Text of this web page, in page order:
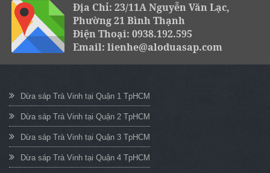
Địa Chỉ: 23/11A Nguyễn Văn Lạc,
Phường 21 Bình Thạnh
Điện Thoại: 0938.192.595
Email: lienhe@aloduasap.com
Dừa sáp Trà Vinh tại Quận 1 TpHCM
Dừa sáp Trà Vinh tại Quận 2 TpHCM
Dừa sáp Trà Vinh tại Quận 3 TpHCM
Dừa sáp Trà Vinh tại Quận 4 TpHCM